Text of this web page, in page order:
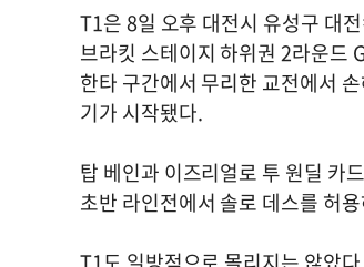
T1은 8일 오후 대전시 유성구 대
브라킷 스테이지 하위권 2라운드
한타 구간에서 무리한 교전에서
기가 시작됐다.
탑 베인과 이즈리얼로 투 원딜 카
초반 라인전에서 솔로 데스를 허